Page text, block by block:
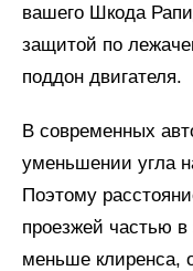
вашего Шкода
защитой по
поддон двигателя.
В современных
уменьшении угла
Поэтому
проезжей частью
меньше клиренса,